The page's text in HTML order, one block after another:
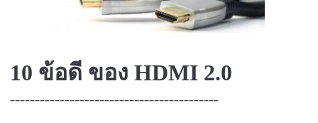
10 ข้อดี ของ HDMI 2.0